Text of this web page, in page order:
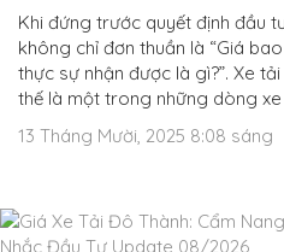
Khi đứng trước quyết định đầu
không chỉ đơn thuần là “Giá
thực sự nhận được là gì?”. Xe
thế là một trong những dòng
13 Tháng Mười, 2025 8:08 sáng